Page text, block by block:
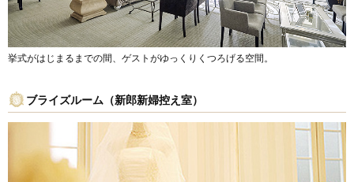
挙式がはじまるまでの間、ゲストがゆっくりくつろげる空間。
ブライズルーム（新郎新婦控え室）